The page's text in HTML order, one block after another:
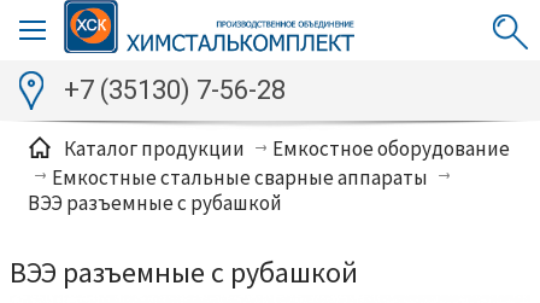
+7 (35130) 7-56-28
Каталог продукции
Емкостное оборудование
Емкостные стальные сварные аппараты
ВЭЭ разъемные с рубашкой
ВЭЭ разъемные с рубашкой